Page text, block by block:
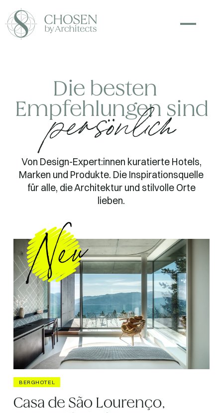
Die besten
Empfehlungen sind
persönlich
Von Design-Expert:innen kuratierte Hotels,
Marken und Produkte. Die Inspirationsquelle
für alle, die Architektur und stilvolle Orte
lieben.
BERGHOTEL
Casa de São Lourenço,